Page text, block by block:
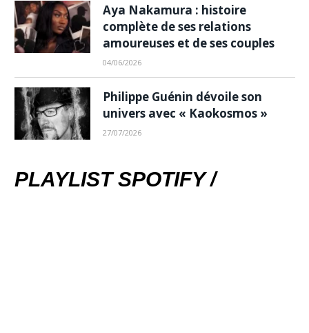
Aya Nakamura : histoire
complète de ses relations
amoureuses et de ses couples
04/06/2026
Philippe Guénin dévoile son
univers avec « Kaokosmos »
27/07/2026
PLAYLIST SPOTIFY /